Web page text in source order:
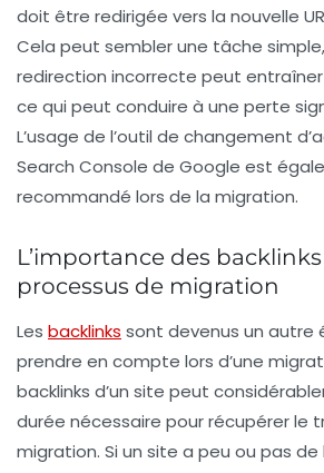
doit être redirigée vers la nouvelle
Cela peut sembler une tâche
redirection incorrecte peut
ce qui peut conduire à une perte
L’usage de l’outil de changement
Search Console de Google est
recommandé lors de la migration.
L’importance des
processus de migration
Les backlinks sont devenus un autre
prendre en compte lors d’une
backlinks d’un site peut
durée nécessaire pour récupérer le
migration. Si un site a peu ou pas de